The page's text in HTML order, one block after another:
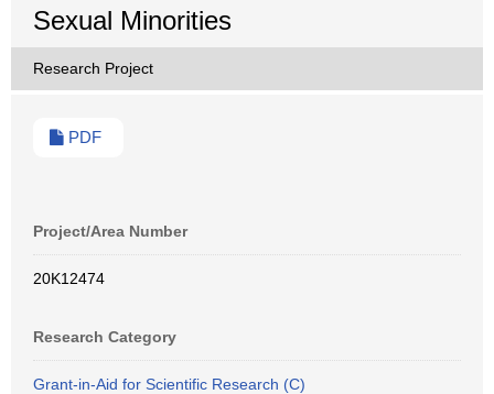
Sexual Minorities
Research Project
PDF
Project/Area Number
20K12474
Research Category
Grant-in-Aid for Scientific Research (C)